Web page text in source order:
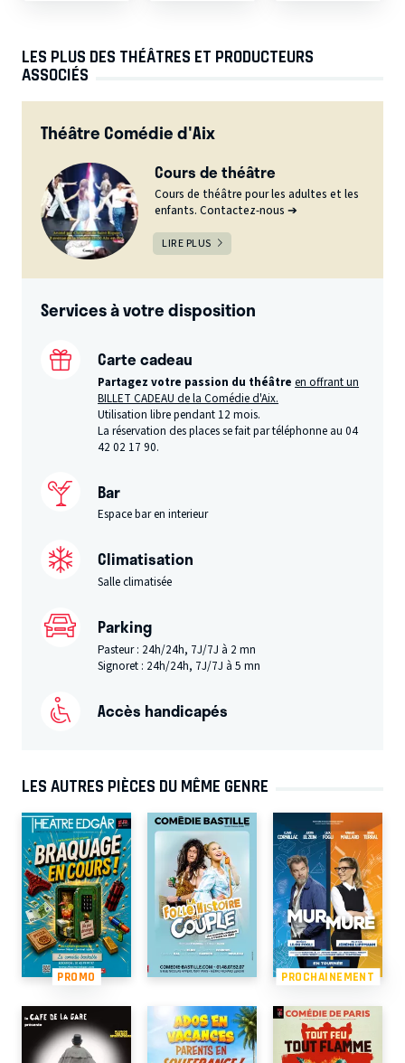
LES PLUS DES THÉÂTRES ET PRODUCTEURS
ASSOCIÉS
Théâtre Comédie d'Aix
Cours de théâtre
Cours de théâtre pour les adultes et les
enfants. Contactez-nous ➔
LIRE PLUS
Services à votre disposition
Carte cadeau
Partagez votre passion du théâtre en offrant un
BILLET CADEAU de la Comédie d'Aix.
Utilisation libre pendant 12 mois.
La réservation des places se fait par téléphonne au 04
42 02 17 90.
Bar
Espace bar en interieur
Climatisation
Salle climatisée
Parking
Pasteur : 24h/24h, 7J/7J à 2 mn
Signoret : 24h/24h, 7J/7J à 5 mn
Accès handicapés
LES AUTRES PIÈCES DU MÊME GENRE
PROMO PROCHAINEMENT